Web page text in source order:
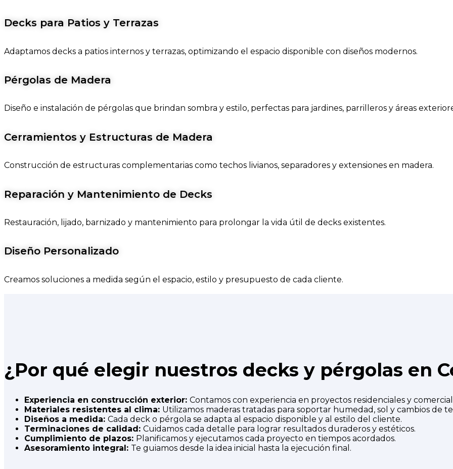
Decks para Patios y Terrazas
Adaptamos decks a patios internos y terrazas, optimizando el espacio disponible con diseños modernos.
Pérgolas de Madera
Diseño e instalación de pérgolas que brindan sombra y estilo, perfectas para jardines, parrilleros y áreas
Cerramientos y Estructuras de Madera
Construcción de estructuras complementarias como techos livianos, separadores y extensiones en madera.
Reparación y Mantenimiento de Decks
Restauración, lijado, barnizado y mantenimiento para prolongar la vida útil de decks existentes.
Diseño Personalizado
Creamos soluciones a medida según el espacio, estilo y presupuesto de cada cliente.
¿Por qué elegir nuestros decks y pérgolas en
Experiencia en construcción exterior: Contamos con experiencia en proyectos residenciales y
Materiales resistentes al clima: Utilizamos maderas tratadas para soportar humedad, sol y cambios de
Diseños a medida: Cada deck o pérgola se adapta al espacio disponible y al estilo del cliente.
Terminaciones de calidad: Cuidamos cada detalle para lograr resultados duraderos y estéticos.
Cumplimiento de plazos: Planificamos y ejecutamos cada proyecto en tiempos acordados.
Asesoramiento integral: Te guiamos desde la idea inicial hasta la ejecución final.